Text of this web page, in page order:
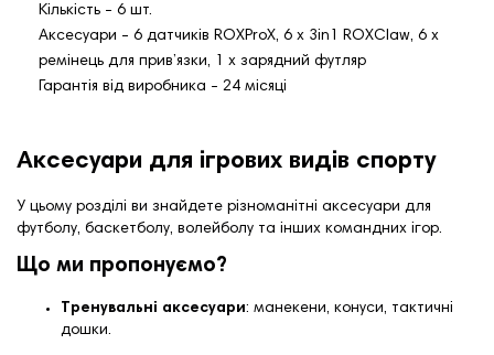
Кількість - 6 шт.
Аксесуари - 6 датчиків ROXProX, 6 x 3in1 ROXClaw, 6 x
ремінець для прив’язки, 1 x зарядний футляр
Гарантія від виробника - 24 місяці
Аксесуари для ігрових видів спорту
У цьому розділі ви знайдете різноманітні аксесуари для
футболу, баскетболу, волейболу та інших командних ігор.
Що ми пропонуємо?
Тренувальні аксесуари: манекени, конуси, тактичні
дошки.